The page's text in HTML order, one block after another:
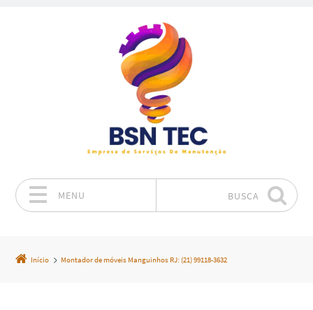
MENU BUSCA
Início Montador de móveis Manguinhos RJ: (21) 99118-3632